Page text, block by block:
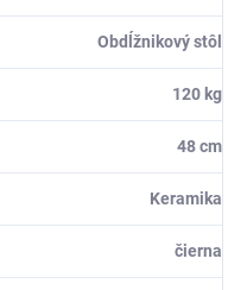
Obdĺžnikový stôl
120 kg
48 cm
Keramika
čierna